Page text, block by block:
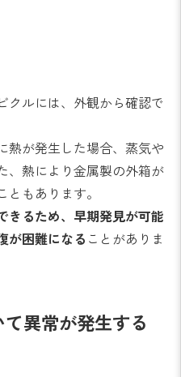
クルには、外観から確認で
熱が発生した場合、蒸気や
、熱により金属製の外箱が
もあります。
きるため、早期発見が可能
が困難になる ことがありま
異常が発生する